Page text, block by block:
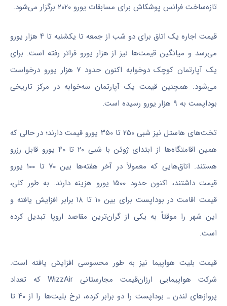
تازه‌ساخت فرانس پوشکاش برای مسابقات یورو ۲۰۲۰ برگزار می‌شود.
قیمت اجاره یک اتاق برای دو شب از جمعه تا یکشنبه تا ۴ هزار یورو
می‌رسد و میانگین قیمت‌ها نیز از هزار یورو فراتر رفته است. برای
یک آپارتمان کوچک دوخوابه اکنون حدود ۷ هزار یورو درخواست
می‌شود. همچنین قیمت یک آپارتمان سه‌خوابه در مرکز تاریخی
بوداپست به ۹ هزار یورو رسیده است.
تخت‌های هاستل نیز شبی ۲۵۰ تا ۳۵۰ یورو قیمت دارند؛ در حالی که
همین اقامتگاه‌ها از ابتدای ژوئن با شبی ۲۰ تا ۴۰ یورو قابل رزرو
هستند. اتاق‌هایی که معمولاً در آخر هفته‌ها بین ۷۰ تا ۱۰۰ یورو
قیمت داشتند، اکنون حدود ۱۵۰۰ یورو هزینه دارند. به طور کلی،
قیمت اقامت در بوداپست برای بین ۱۰ تا ۱۸ برابر افزایش یافته و
این شهر را موقتاً به یکی از گران‌ترین مقاصد اروپا تبدیل کرده
است.
قیمت بلیت هواپیما نیز به طور محسوسی افزایش یافته است.
شرکت هواپیمایی ارزان‌قیمت مجارستانی WizzAir که تعداد
پرواز‌های لندن ـ بوداپست را دو برابر کرده، نرخ بلیت‌ها را از ۴۰ تا